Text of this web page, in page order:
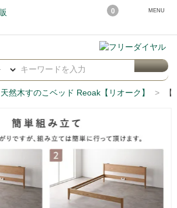
0 MENU
天然木すのこベッド Reoak【リオーク】